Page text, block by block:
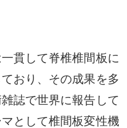
貫して脊椎椎間板に
おり、その成果を多
誌で世界に報告して
として椎間板変性機